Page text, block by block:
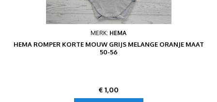
MERK: HEMA
HEMA ROMPER KORTE MOUW GRIJS MELANGE ORANJE MAAT
50-56
Prijs
€ 1,00